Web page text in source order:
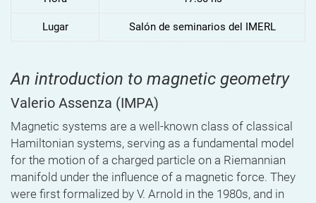
Lugar Salón de seminarios del IMERL
An introduction to magnetic geometry
Valerio Assenza (IMPA)
Magnetic systems are a well-known class of classical
Hamiltonian systems, serving as a fundamental model
for the motion of a charged particle on a Riemannian
manifold under the influence of a magnetic force. They
were first formalized by V. Arnold in the 1980s, and in